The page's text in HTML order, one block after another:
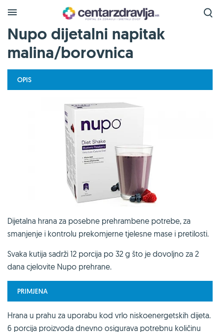
Nupo dijetalni napitak
malina/borovnica
OPIS
Dijetalna hrana za posebne prehrambene potrebe, za
smanjenje i kontrolu prekomjerne tjelesne mase i pretilosti.
Svaka kutija sadrži 12 porcija po 32 g što je dovoljno za 2
dana cjelovite Nupo prehrane.
PRIMJENA
Hrana u prahu za uporabu kod vrlo niskoenergetskih dijeta.
6 porcija proizvoda dnevno osigurava potrebnu količinu